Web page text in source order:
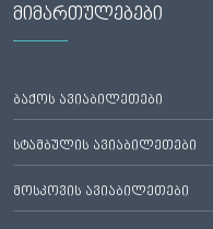
მიმართულებები
ბაქოს ავიაბილეთები
სტამბულის ავიაბილეთები
მოსკოვის ავიაბილეთები